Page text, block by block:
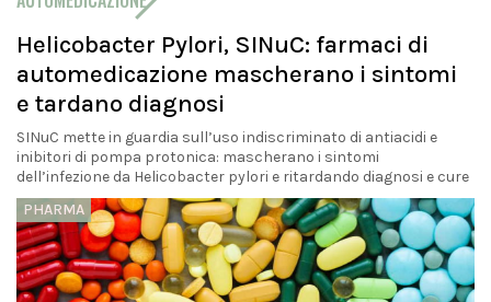
Helicobacter Pylori, SINuC: farmaci di
automedicazione mascherano i sintomi
e tardano diagnosi
SINuC mette in guardia sull’uso indiscriminato di antiacidi e
inibitori di pompa protonica: mascherano i sintomi
dell’infezione da Helicobacter pylori e ritardando diagnosi e cure
PHARMA